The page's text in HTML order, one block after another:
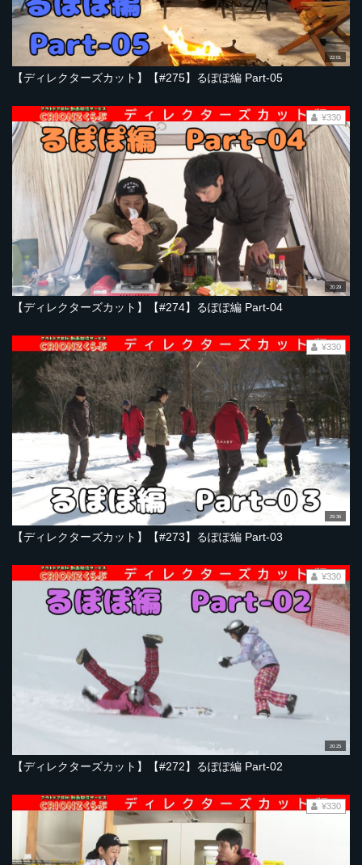
22:01
【ディレクターズカット】【#275】るぽぽ編 Part-05
20:29
【ディレクターズカット】【#274】るぽぽ編 Part-04
¥330
29:36
【ディレクターズカット】【#273】るぽぽ編 Part-03
¥330
20:25
【ディレクターズカット】【#272】るぽぽ編 Part-02
¥330
¥330